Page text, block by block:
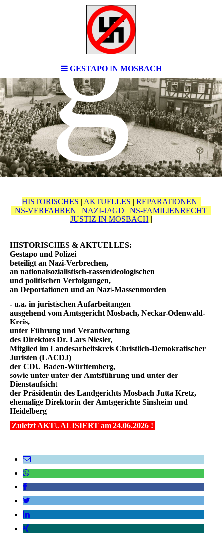
GESTAPO IN MOSBACH
g
HISTORISCHES | AKTUELLES | REPARATIONEN |
| NS-VERFAHREN | NAZI-JAGD | NS-FAMILIENRECHT |
JUSTIZ IN MOSBACH |
HISTORISCHES & AKTUELLES:
Gestapo und Polizei
beteiligt an Nazi-Verbrechen,
an nationalsozialistisch-rassenideologischen
und politischen Verfolgungen,
an Deportationen und an Nazi-Massenmorden
- u.a. in juristischen Aufarbeitungen
ausgehend vom Amtsgericht Mosbach, Neckar-Odenwald-
Kreis,
unter Führung und Verantwortung
des Direktors Dr. Lars Niesler,
Mitglied im Landesarbeitskreis Christlich-Demokratischer
Juristen (LACDJ)
der CDU Baden-Württemberg,
sowie unter unter der Amtsführung und unter der
Dienstaufsicht
der Präsidentin des Landgerichts Mosbach Jutta Kretz,
ehemalige Direktorin der Amtsgerichte Sinsheim und
Heidelberg
Zuletzt AKTUALISIERT am 24.06.2026 !